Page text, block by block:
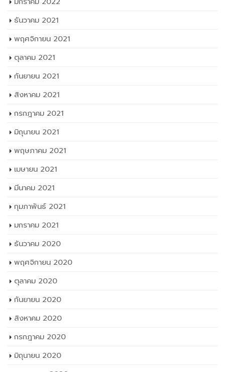
ธันวาคม 2021
พฤศจิกายน 2021
ตุลาคม 2021
กันยายน 2021
สิงหาคม 2021
กรกฎาคม 2021
มิถุนายน 2021
พฤษภาคม 2021
เมษายน 2021
มีนาคม 2021
กุมภาพันธ์ 2021
มกราคม 2021
ธันวาคม 2020
พฤศจิกายน 2020
ตุลาคม 2020
กันยายน 2020
สิงหาคม 2020
กรกฎาคม 2020
มิถุนายน 2020